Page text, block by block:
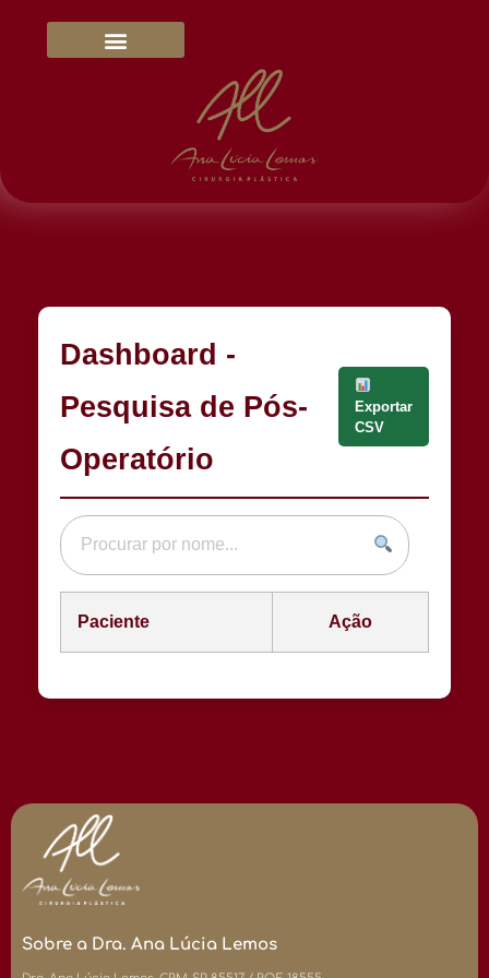
Dashboard -
Pesquisa de Pós-
Operatório
Exportar
CSV
Paciente Ação
Sobre a Dra. Ana Lúcia Lemos